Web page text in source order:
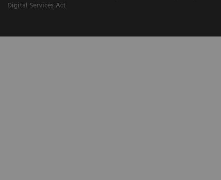
Digital Services Act